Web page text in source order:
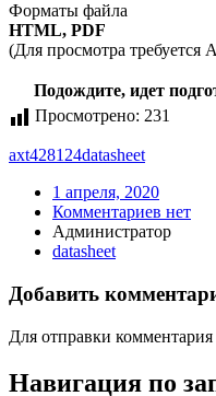
Форматы файла
HTML, PDF
(Для просмотра требуется
Подождите, идет
Просмотрено: 231
axt428124datasheet
1 апреля, 2020
Комментариев нет
Администратор
datasheet
Добавить
Для отправки
Навигация по